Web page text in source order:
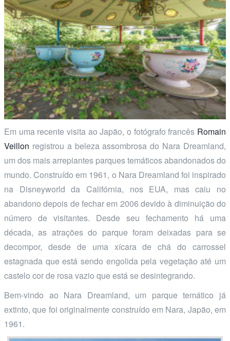
Em uma recente visita ao Japão, o fotógrafo francês Romain
Veillon registrou a beleza assombrosa do Nara Dreamland,
um dos mais arrepiantes parques temáticos abandonados do
mundo. Construído em 1961, o Nara Dreamland foi inspirado
na Disneyworld da Califórnia, nos EUA, mas caiu no
abandono depois de fechar em 2006 devido à diminuição do
número de visitantes. Desde seu fechamento há uma
década, as atrações do parque foram deixadas para se
decompor, desde de uma xícara de chá do carrossel
estagnada que está sendo engolida pela vegetação até um
castelo cor de rosa vazio que está se desintegrando.
Bem-vindo ao Nara Dreamland, um parque temático já
extinto, que foi originalmente construído em Nara, Japão, em
1961.